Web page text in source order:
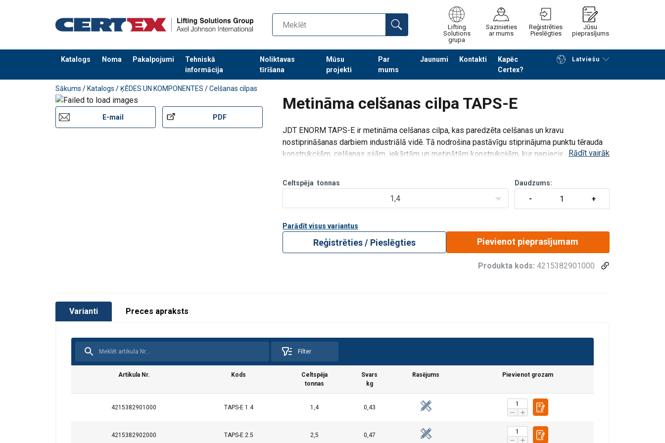
Lifting
Solutions
grupa
Sazinieties
ar mums
Reģistrēties
Pieslēgties
Jūsu
pieprasījums
Katalogs Noma Pakalpojumi
Tehniskā
informācija
Noliktavas
tīrīšana
Mūsu
projekti
Par
mums
Jaunumi Kontakti
Kapēc
Certex?
Latviešu
Pievienots jūsu pasūtījumam Turpināt meklēt preces Noformēt piedāvājuma pieprasījumu
Sākums / Katalogs / ĶĒDES UN KOMPONENTES /Celšanas cilpas
Metināma celšanas cilpa TAPS-E
E-mail PDF
JDT ENORM TAPS-E ir metināma celšanas cilpa, kas paredzēta celšanas un kravu
nostiprināšanas darbiem industriālā vidē. Tā nodrošina pastāvīgu stiprinājuma punktu tērauda
konstrukcijām, celšanas sijām, iekārtām un metinātām konstrukcijām, kur nepieciešamasRādīt vairāk
Celtspēja tonnas
1,4
Daudzums:
Parādīt visus variantus
Reģistrēties / Pieslēgties Pievienot pieprasījumam
Produkta kods: 4215382901000
Varianti Preces apraksts
Filter
Artikula Nr. Kods
Celtspēja
tonnas
Svars
kg
Rasējums Pievienot grozam
4215382901000 TAPS-E 1.4 1,4 0,43
4215382902000 TAPS-E 2.5 2,5 0,47
Marķējums:
Darba temperatūra :
Standarts: